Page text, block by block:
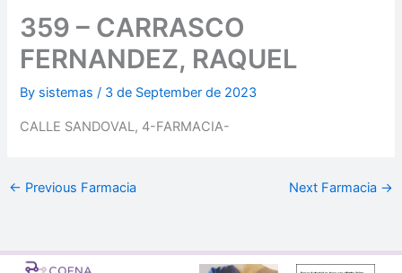
359 – CARRASCO
FERNANDEZ, RAQUEL
By sistemas/ 3 de September de 2023
CALLE SANDOVAL, 4-FARMACIA-
← Previous Farmacia Next Farmacia →